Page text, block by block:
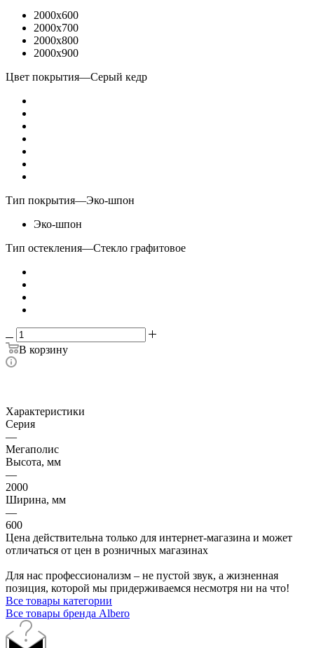
2000x600
2000x700
2000x800
2000x900
Цвет покрытия—Серый кедр
Тип покрытия—Эко-шпон
Эко-шпон
Тип остекления—Стекло графитовое
В корзину
Характеристики
Серия
—
Мегаполис
Высота, мм
—
2000
Ширина, мм
—
600
Цена действительна только для интернет-магазина и может
отличаться от цен в розничных магазинах
Для нас профессионализм – не пустой звук, а жизненная
позиция, которой мы придерживаемся несмотря ни на что!
Все товары категории
Все товары бренда Albero